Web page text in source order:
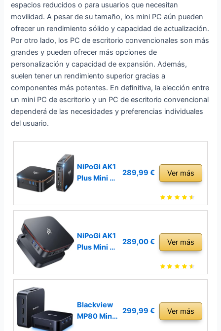
espacios reducidos o para usuarios que necesitan
movilidad. A pesar de su tamaño, los mini PC aún pueden
ofrecer un rendimiento sólido y capacidad de actualización.
Por otro lado, los PC de escritorio convencionales son más
grandes y pueden ofrecer más opciones de
personalización y capacidad de expansión. Además,
suelen tener un rendimiento superior gracias a
componentes más potentes. En definitiva, la elección entre
un mini PC de escritorio y un PC de escritorio convencional
dependerá de las necesidades y preferencias individuales
del usuario.
NiPoGi AK1
Plus Mini PC
N95 (hasta
W),16GB
DDR4/1TB
Ordenadore
Sobremesa,
2xHDMI,4K
289,99 € Ver más
NiPoGi AK1
Plus Mini PC
N100(hasta
),16GB
DDR4/512G
289,00 € Ver más
Blackview
MP80 Mini
299,99 € Ver más